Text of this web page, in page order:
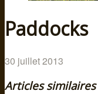
Paddocks
30 juillet 2013
Articles similaires